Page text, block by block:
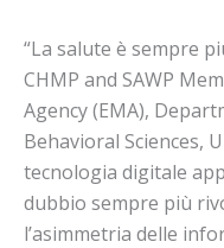
“La salute è sempre
CHMP and SAWP
Agency (EMA),
Behavioral Sciences,
tecnologia digitale
dubbio sempre più
l’asimmetria delle